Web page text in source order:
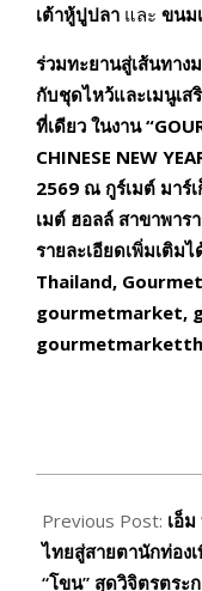
เต้าหู้ปูปลา และ ขนม
ร่วมทะยานสู่เส้นทา
กับชุดไหว้และเมนูเ
ที่เดียว ในงาน “
CHINESE NEW
2569 ณ กูร์เมต์ มาร์
เมต์ ฮอลล์ สาขาพาร
รายละเอียดเพิ่มเติม
Thailand,
gourmetmarket,
02-
09
Previous Post: เอ็
ไทยสู่สายตานักท่อง
“โขน” สุดวิจิตรตระ